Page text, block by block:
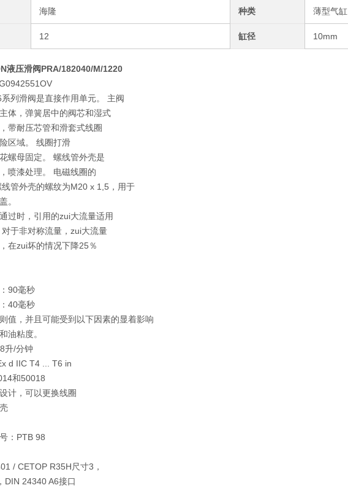
海隆 种类 薄型气缸
12 缸径 10mm
液压滑阀PRA/182040/M/1220
列滑阀是直接作用单元。 主阀
体，弹簧居中的阀芯和湿式
带耐压芯管和滑套式线圈
区域。 线圈打滑
螺母固定。 螺线管外壳是
喷漆处理。 电磁线圈的
管外壳的螺纹为M20 x 1,5，用于
。
过时，引用的zui大流量适用
于非对称流量，zui大流量
在zui坏的情况下降25％
90毫秒
40毫秒
值，并且可能受到以下因素的显着影响
油粘度。
升/分钟
d IIC T4 ... T6 in
和50018
计，可以更换线圈
：PTB 98
/ CETOP R35H尺寸3，
DIN 24340 A6接口